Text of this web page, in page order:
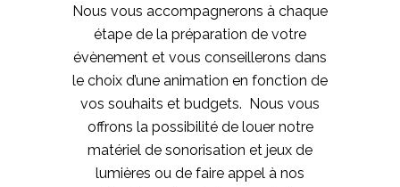
Nous vous accompagnerons à chaque
étape de la préparation de votre
évènement et vous conseillerons dans
le choix d’une animation en fonction de
vos souhaits et budgets. Nous vous
offrons la possibilité de louer notre
matériel de sonorisation et jeux de
lumières ou de faire appel à nos